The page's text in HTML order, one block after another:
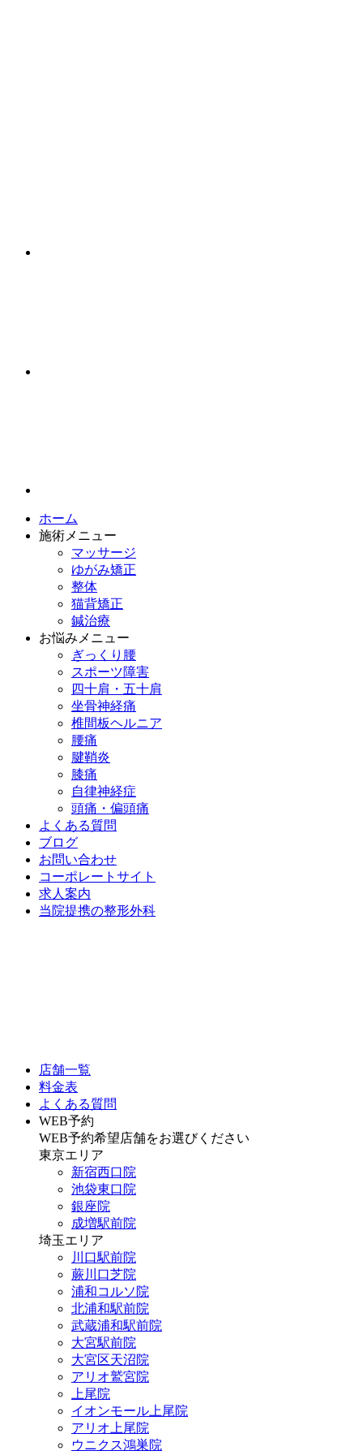
ホーム
施術メニュー
マッサージ
ゆがみ矯正
整体
猫背矯正
鍼治療
お悩みメニュー
ぎっくり腰
スポーツ障害
四十肩・五十肩
坐骨神経痛
椎間板ヘルニア
腰痛
腱鞘炎
膝痛
自律神経症
頭痛・偏頭痛
よくある質問
ブログ
お問い合わせ
コーポレートサイト
求人案内
当院提携の整形外科
店舗一覧
料金表
よくある質問
WEB予約
WEB予約希望店舗をお選びください
東京エリア
新宿西口院
池袋東口院
銀座院
成増駅前院
埼玉エリア
川口駅前院
蕨川口芝院
浦和コルソ院
北浦和駅前院
武蔵浦和駅前院
大宮駅前院
大宮区天沼院
アリオ鷲宮院
上尾院
イオンモール上尾院
アリオ上尾院
ウニクス鴻巣院